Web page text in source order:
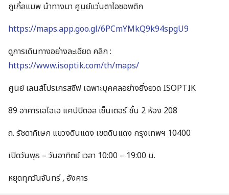
กูเกิ้ลแมพ นำทางมา ศูนย์แว่นตาไอซอพติก
https://maps.app.goo.gl/6PCmYMkQ9k94spgU9
ดูการเดินทางอย่างละเอียด คลิก :
https://www.isoptik.com/th/maps/
ศูนย์ เลนส์โปรเกรสซีฟ เฉพาะบุคคลอย่างยิ่งยวด ISOPTIK
89 อาคารเอไอเอ แคปปิตอล เซ็นเตอร์ ชั้น 2 ห้อง 208
ถ. รัชดาภิเษก แขวงดินแดง เขตดินแดง กรุงเทพฯ 10400
เปิดวันพุธ – วันอาทิตย์ เวลา 10:00 – 19:00 น.
หยุดทุกวันจันทร์ , อังคาร